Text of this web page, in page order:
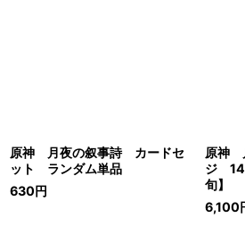
原神 月夜の叙事詩 カードセ
ット ランダム単品
630円
原神
ジ 14
旬】
6,100